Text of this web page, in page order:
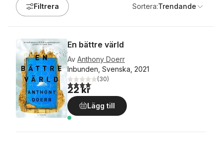
Filtrera Sortera:Trendande
En bättre värld
Av Anthony Doerr
Inbunden, Svenska, 2021
4,1utav 5 stjärnor. Totalt antal röster:
(30)
22 kr
Lägg till